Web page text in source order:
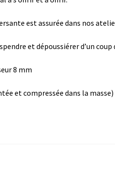
est assurée dans nos
et dépoussiérer d’un coup
8 mm
et compressée dans la masse)